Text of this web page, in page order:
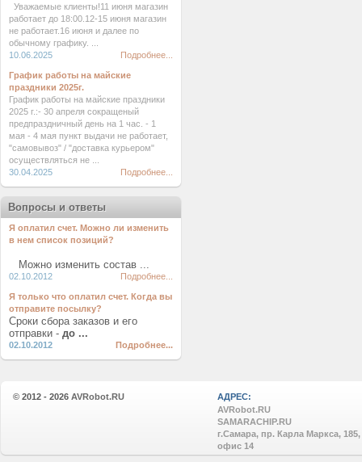
Уважаемые клиенты!11 июня магазин
работает до 18:00.12-15 июня магазин
не работает.16 июня и далее по
обычному графику. ...
10.06.2025
Подробнее...
График работы на майские
праздники 2025г.
График работы на майские праздники
2025 г.:- 30 апреля сокращеный
предпраздничный день на 1 час. - 1
мая - 4 мая пункт выдачи не работает,
"самовывоз" / "доставка курьером"
осуществляться не ...
30.04.2025
Подробнее...
Вопросы и ответы
Я оплатил счет. Можно ли изменить
в нем список позиций?
Можно изменить состав ...
02.10.2012 Подробнее...
Я только что оплатил счет. Когда вы
отправите посылку?
Сроки сбора заказов и его
отправки - до ...
02.10.2012 Подробнее...
© 2012 - 2026 AVRobot.RU
АДРЕС:
AVRobot.RU
SAMARACHIP.RU
г.Самара, пр. Карла Маркса, 185,
офис 14